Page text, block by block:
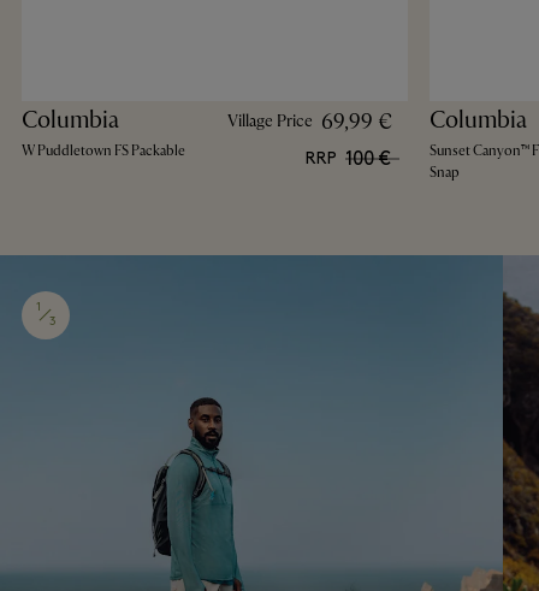
Columbia
W Puddletown FS Packable
Village Price 69,99 €
RRP 100 €
Columbia
Sunset Canyon™
Snap
1
3